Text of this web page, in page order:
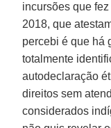
incursões que
2018, que
percebi é que há
totalmente
autodeclaração
direitos sem
considerados